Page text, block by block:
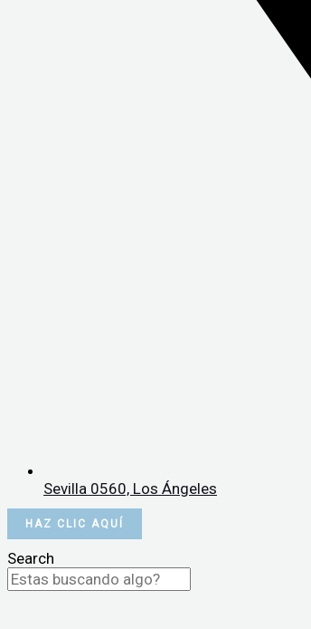
Sevilla 0560, Los Ángeles
HAZ CLIC AQUÍ
Search